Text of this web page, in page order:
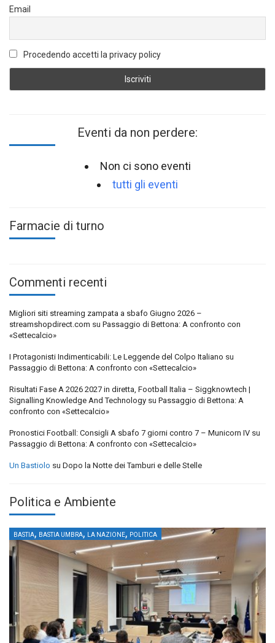
Email
Procedendo accetti la privacy policy
Eventi da non perdere:
Non ci sono eventi
tutti gli eventi
Farmacie di turno
Commenti recenti
Migliori siti streaming zampata a sbafo Giugno 2026 –
streamshopdirect.com su Passaggio di Bettona: A confronto con
«Settecalcio»
I Protagonisti Indimenticabili: Le Leggende del Colpo Italiano su
Passaggio di Bettona: A confronto con «Settecalcio»
Risultati Fase A 2026 2027 in diretta, Football Italia – Siggknowtech |
Signalling Knowledge And Technology su Passaggio di Bettona: A
confronto con «Settecalcio»
Pronostici Football: Consigli A sbafo 7 giorni contro 7 – Municorn IV su
Passaggio di Bettona: A confronto con «Settecalcio»
Un Bastiolo su Dopo la Notte dei Tamburi e delle Stelle
Politica e Ambiente
BASTIA, BASTIA UMBRA, LA NAZIONE, POLITICA